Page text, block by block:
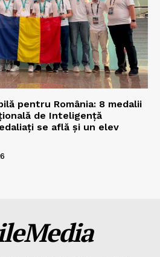
pentru România: 8 medalii
de Inteligență
se află și un elev